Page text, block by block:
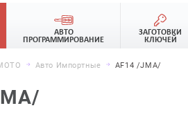
АВТО
ПРОГРАММИРОВАНИЕ
ЗАГОТОВКИ
КЛЮЧЕЙ
Авто Импортные AF14 /JMA/